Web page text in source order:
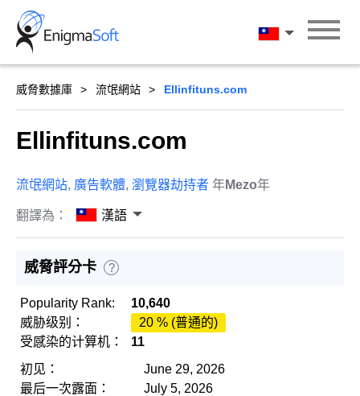
Skip
content
漢語
威脅數據庫 流氓網站 Ellinfituns.com
Ellinfituns.com
流氓網站, 廣告軟體, 瀏覽器劫持者 年Mezo年
翻譯為： 漢語
威脅評分卡 ?
Popularity Rank:
10,640
威胁级别：
20 % (普通的)
受感染的计算机：
11
初见：
June 29, 2026
最后一次露面：
July 5, 2026